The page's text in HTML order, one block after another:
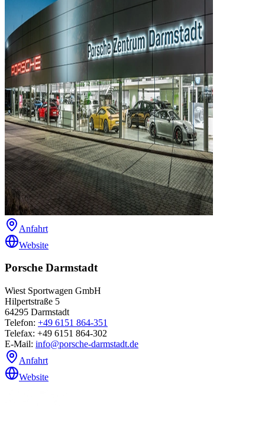
Anfahrt
Website
Porsche Darmstadt
Wiest Sportwagen GmbH
Hilpertstraße 5
64295 Darmstadt
Telefon: +49 6151 864-351
Telefax: +49 6151 864-302
E-Mail: info@porsche-darmstadt.de
Anfahrt
Website